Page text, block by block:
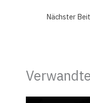
Nächster